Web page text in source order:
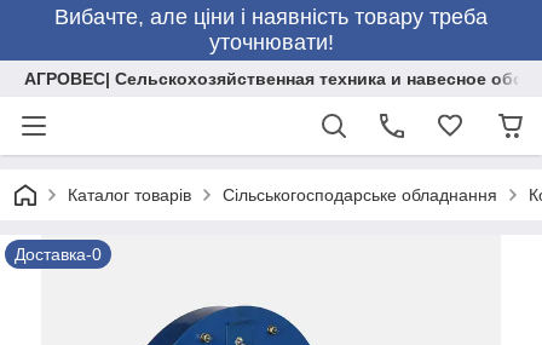
Вибачте, але ціни і наявність товару треба
уточнювати!
АГРОВЕС| Сельскохозяйственная техника и навесное
Каталог товарів Сільськогосподарське обладнання
Доставка-0